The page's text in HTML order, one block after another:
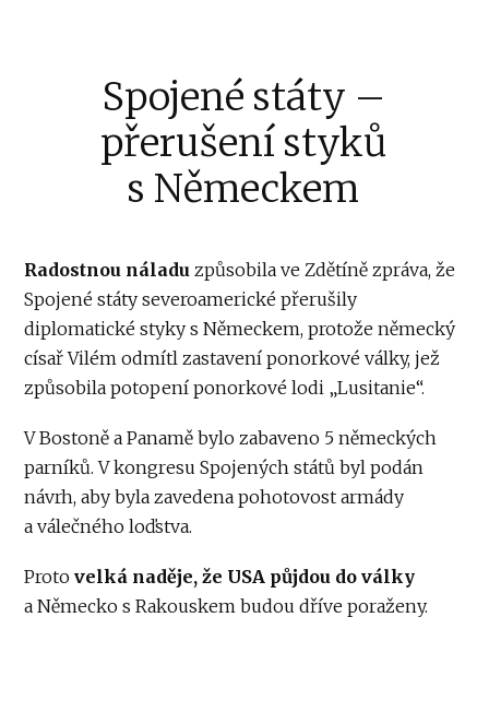
Spojené státy –
přerušení styků
s Německem
Radostnou náladu způsobila ve Zdětíně zpráva, že
Spojené státy severoamerické přerušily
diplomatické styky s Německem, protože německý
císař Vilém odmítl zastavení ponorkové války, jež
způsobila potopení ponorkové lodi „Lusitanie“.
V Bostoně a Panamě bylo zabaveno 5 německých
parníků. V kongresu Spojených států byl podán
návrh, aby byla zavedena pohotovost armády
a válečného loďstva.
Protovelká naděje, že USA půjdou do války
a Německo s Rakouskem budou dříve poraženy.